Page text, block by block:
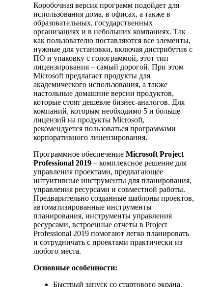
Коробочная версия программ подойдет для
использования дома, в офисах, а также в
образовательных, государственных
организациях и в небольших компаниях. Так
как пользователю поставляются все элементы,
нужные для установки, включая дистрибутив с
ПО и упаковку с голограммой, этот тип
лицензирования – самый дорогой. При этом
Microsoft предлагает продукты для
академического использования, а также
настольные домашние версии продуктов,
которые стоят дешевле бизнес-аналогов. Для
компаний, которым необходимо 5 и больше
лицензий на продукты Microsoft,
рекомендуется пользоваться программами
корпоративного лицензирования.
Программное обеспечение Microsoft Project
Professional 2019 – комплексное решение для
управления проектами, предлагающее
интуитивные инструменты для планирования,
управления ресурсами и совместной работы.
Предварительно созданные шаблоны проектов,
автоматизированные инструменты
планирования, инструменты управления
ресурсами, встроенные отчеты в Project
Professional 2019 помогают легко планировать
и сотрудничать с проектами практически из
любого места.
Основные особенности:
Быстрый запуск со стартового экрана.